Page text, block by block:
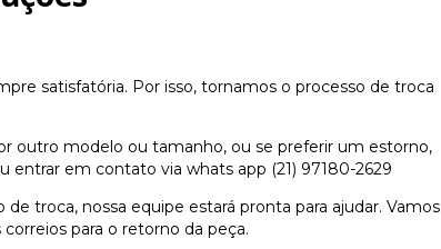
satisfatória. Por isso, tornamos o processo de troca
outro modelo ou tamanho, ou se preferir um estorno,
em contato via whats app (21) 97180-2629
troca, nossa equipe estará pronta para ajudar. Vamos
para o retorno da peça.